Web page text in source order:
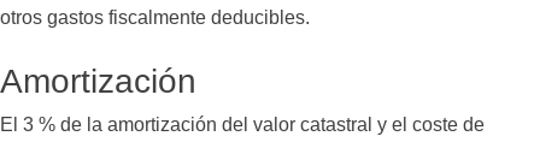
otros gastos fiscalmente deducibles.
Amortización
El 3 % de la amortización del valor catastral y el coste de